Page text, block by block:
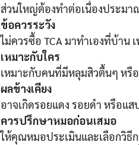
ส่วนใหญ่ต้องทำต่อเนื่องประม
ข้อควรระวัง
ไม่ควรซื้อ TCA มาทำเองที่บ้าน
เหมาะกับใคร
เหมาะกับคนที่มีหลุมสิวตื้นๆ หรื
ผลข้างเคียง
อาจเกิดรอยแดง รอยดำ หรือแ
ควรปรึกษาหมอก่อนเสมอ
ให้คุณหมอประเมินและเลือกวิธี